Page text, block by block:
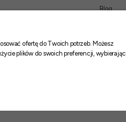
Blog
ofertę do Twoich potrzeb. Możesz
plików do swoich preferencji, wybierając